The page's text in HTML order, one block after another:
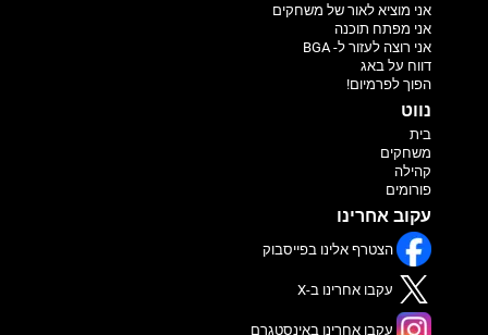
אני מוציא לאור של משחקים
אני מפתח תוכנה
אני רוצה לעזור ל- BGA
דווח על באג
הפוך לפרמיום!
נווט
בית
משחקים
קהילה
פורומים
עקוב אחרינו
הצטרף אלינו בפייסבוק
עקבו אחרינו ב-X
עקבו אחרינו באינסטגרם